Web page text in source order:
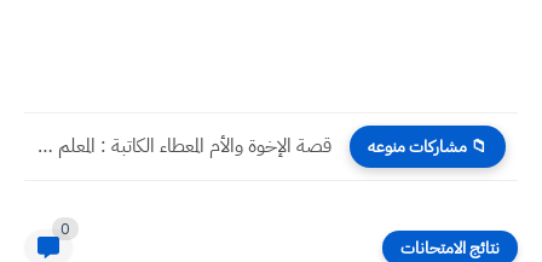
📁 مشاركات منوعه قصة الإخوة والأم المعطاء الكاتبة : المعلم الجامعي سوسن لطيف...
نتائج الامتحانات
0